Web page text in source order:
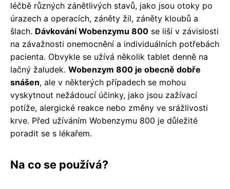
léčbě různých zánětlivých stavů, jako jsou otoky po
úrazech a operacích, záněty žil, záněty kloubů a
šlach. Dávkování Wobenzymu 800 se liší v závislosti
na závažnosti onemocnění a individuálních potřebách
pacienta. Obvykle se užívá několik tablet denně na
lačný žaludek. Wobenzym 800 je obecně dobře
snášen, ale v některých případech se mohou
vyskytnout nežádoucí účinky, jako jsou zažívací
potíže, alergické reakce nebo změny ve srážlivosti
krve. Před užíváním Wobenzymu 800 je důležité
poradit se s lékařem.
Na co se používá?